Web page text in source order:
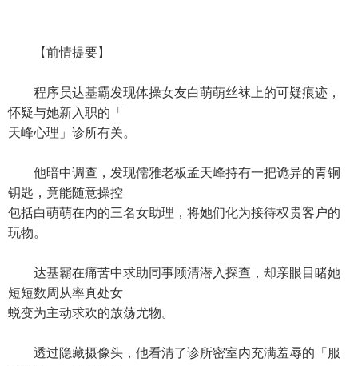
【前情提要】
程序员达基霸发现体操女友白萌萌丝袜上的可疑痕迹，
怀疑与她新入职的「
天峰心理」诊所有关。
他暗中调查，发现儒雅老板孟天峰持有一把诡异的青铜
钥匙，竟能随意操控
包括白萌萌在内的三名女助理，将她们化为接待权贵客户的
玩物。
达基霸在痛苦中求助同事顾清潜入探查，却亲眼目睹她
短短数周从率真处女
蜕变为主动求欢的放荡尤物。
透过隐藏摄像头，他看清了诊所密室内充满羞辱的「服